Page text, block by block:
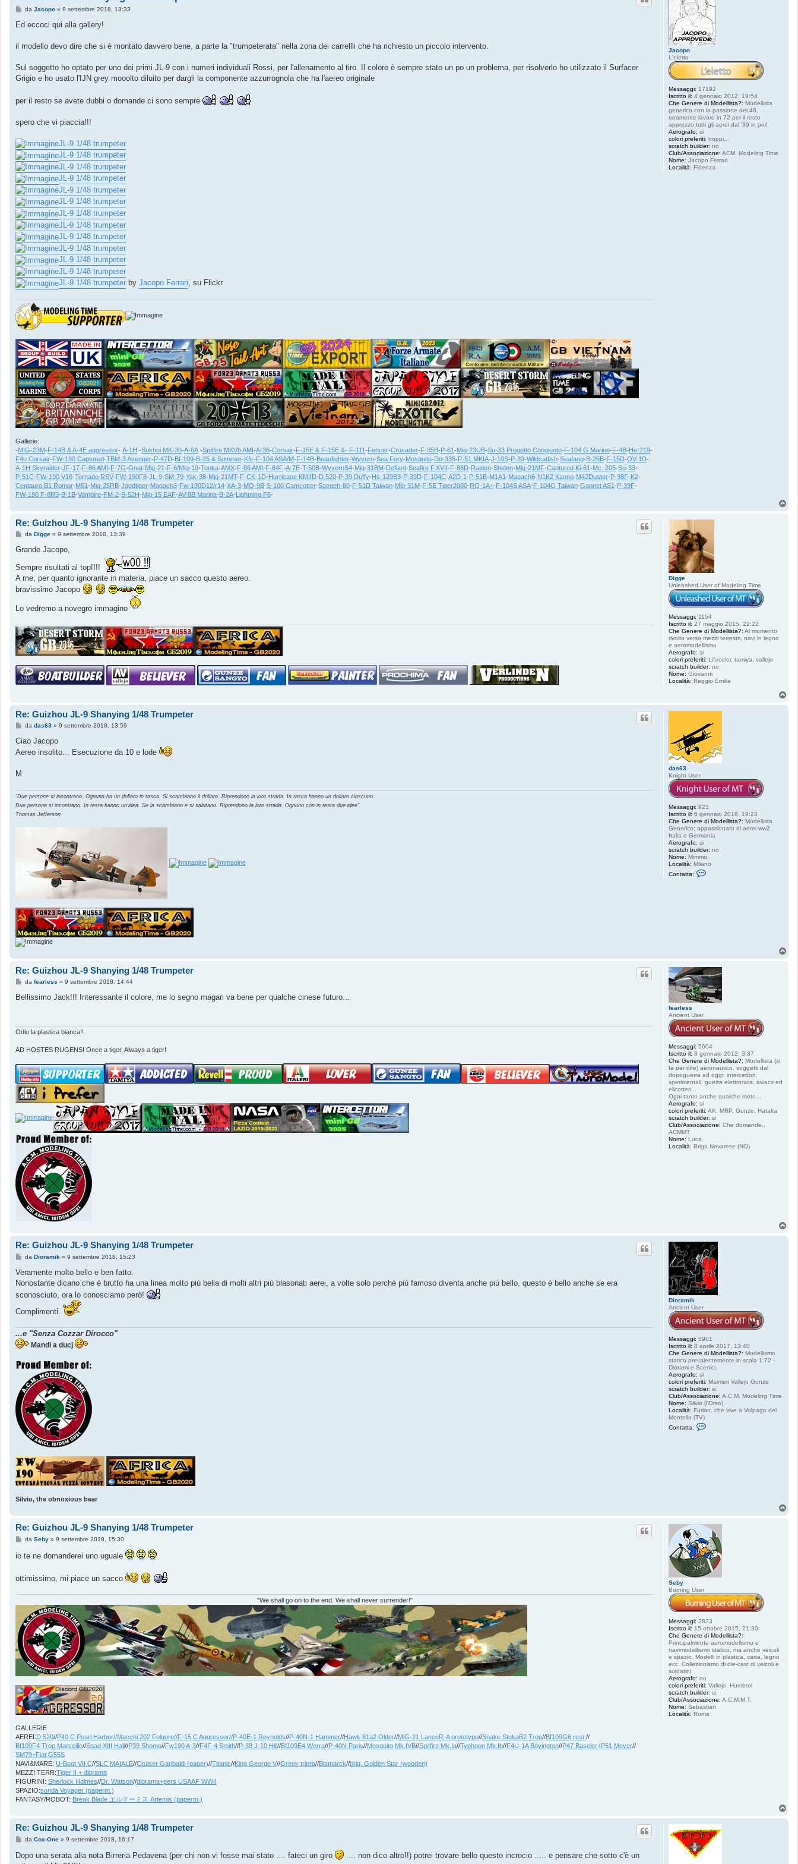
Jacopo
L'eletto
Messaggi: 17192
Iscritto il: 4 gennaio 2012, 19:54
Che Genere di Modellista?: Modellista
generico con la passione del 48,
raramente lavoro in 72 per il resto
apprezzo tutti gli aerei dal '39 in poi!
Aerografo: si
colori preferiti: troppi...
scratch builder: no
Club/Associazione: ACM. Modeling Time
Nome: Jacopo Ferrari
Località: Fidenza
M
s
g
o
da Jacopo» 9 settembre 2018, 13:33
Ed eccoci qui alla gallery!
il modello devo dire che si è montato davvero bene, a parte la "trumpeterata" nella zona dei carrellli che ha richiesto un piccolo intervento.
Sul soggetto ho optato per uno dei primi JL-9 con i numeri individuali Rossi, per l'allenamento al tiro. Il colore è sempre stato un po un problema, per risolverlo ho utilizzato il Surfacer
Grigio e ho usato l'IJN grey mooolto diluito per dargli la componente azzurrognola che ha l'aereo originale
per il resto se avete dubbi o domande ci sono sempre
spero che vi piaccia!!!
JL-9 1/48 trumpeter
JL-9 1/48 trumpeter
JL-9 1/48 trumpeter
JL-9 1/48 trumpeter
JL-9 1/48 trumpeter
JL-9 1/48 trumpeter
JL-9 1/48 trumpeter
JL-9 1/48 trumpeter
JL-9 1/48 trumpeter
JL-9 1/48 trumpeter
JL-9 1/48 trumpeter
JL-9 1/48 trumpeter
JL-9 1/48 trumpeter by Jacopo Ferrari, su Flickr
Gallerie:
-MIG-23M-F-14B & A-4E aggressor- A-1H -Sukhoi MK-30-A-6A -Spitfire MKVb AMI-A-36-Corsair-F-15E & F-15E &- F-111-Fencer-Crusader-F-35B-P-61-Mig-23UB-Su-33 Progetto Congiunto-F-104 G Marine-F-4B-He-219-
F4u Corsair-FW-190 Captured-TBM-3 Avenger-P-47D-Bf-109-B-25 & Summer-Kfir-F-104 ASA/M-F-14B-Beaufighter-Wyvern-Sea Fury-Mosquito-Do-335-P-51 MKIA-J-10S-P-39-Wildcatfish-Seafang-B-25B-F-15D-OV-1D-
A-1H Skyraider-JF-17-F-86 AMI-F-7G-Gnat-Mig-21-F-6/Mig-19-Tonka-AMX-F-86 AMI-F-84F-A-7E-T-50B-WyvernS4-Mig-31BM-Defiant-Seafire F.XVII-F-86D-Raiden-Shiden-Mig-21MF-Captured Ki-61-Mc. 205-Su-33-
P-51C-FW-190 V18-Tornado RSV-FW-190F8-JL-9-SM-79-Yak-38-Mig-21MT-F-CK-1D-Hurricane KMIID-D.520-P-39 Duffy-Hs-129B3-P-39D-F-104C-A2D-1-P-51B-M1A1-Magach6-N1K2 Kanno-M42Duster-P-38F-K2-
Centauro B1 Romor-M51-Mig-25RB-Jagdtiger-Magach3-Fw-190D12/r14-XA-3-MQ-9B-S-100 Camcotter-Saeqeh-80-F-51D Taiwan-Mig-31M-F-5E Tiger2000-RQ-1A+-F-104S ASA-F-104G Taiwan-Gannet AS1-P-39F-
FW-190 F-8R3-B-1B-Vampire-FM-2-B-52H-Mig-15 EAF-AV-8B Marina-B-2A-Lightning F6-
Digge
Unleashed User of Modeling Time
Messaggi: 1154
Iscritto il: 27 maggio 2015, 22:22
Che Genere di Modellista?: Al momento
rivolto verso mezzi terrestri, navi in legno
e aeromodellismo
Aerografo: si
colori preferiti: Lifecolor, tamiya, vallejo
scratch builder: no
Nome: Giovanni
Località: Reggio Emilia
Re: Guizhou JL-9 Shanying 1/48 Trumpeter
M
s
g
g
o
da Digge» 9 settembre 2018, 13:39
Grande Jacopo,
Sempre risultati al top!!!!
A me, per quanto ignorante in materia, piace un sacco questo aereo.
bravissimo Jacopo
Lo vedremo a novegro immagino
das63
Knight User
Messaggi: 923
Iscritto il: 6 gennaio 2016, 19:23
Che Genere di Modellista?: Modellista
Generico; appassionato di aerei ww2
Italia e Germania
Aerografo: si
scratch builder: no
Nome: Mimmo
Località: Milano
Contatta:
Re: Guizhou JL-9 Shanying 1/48 Trumpeter
M
s
a
da das63» 9 settembre 2018, 13:59
Ciao Jacopo
Aereo insolito... Esecuzione da 10 e lode
M
“Due persone si incontrano. Ognuna ha un dollaro in tasca. Si scambiano il dollaro. Riprendono la loro strada. In tasca hanno un dollaro ciascuno.
Due persone si incontrano. In testa hanno un’idea. Se la scambiano e si salutano. Riprendono la loro strada. Ognuno con in testa due idee”
Thomas Jefferson
fearless
Ancient User
Messaggi: 5604
Iscritto il: 8 gennaio 2012, 3:37
Che Genere di Modellista?: Modellista (si
fa per dire) aeronautico, soggetti dal
dopoguerra ad oggi: intercettori,
sperimentali, guerra elettronica, awacs ed
elicotteri...
Ogni tanto anche qualche moto...
Aerografo: si
colori preferiti: AK, MRP, Gunze, Hataka
scratch builder: si
Club/Associazione: Che domande..
ACMMT
Nome: Luca
Località: Briga Novarese (NO)
Re: Guizhou JL-9 Shanying 1/48 Trumpeter
M
s
i
da fearless » 9 settembre 2018, 14:44
Bellissimo Jack!!! Interessante il colore, me lo segno magari va bene per qualche cinese futuro...
Odio la plastica bianca!!
AD HOSTES RUGENS! Once a tiger, Always a tiger!
Dioramik
Ancient User
Messaggi: 5901
Iscritto il: 8 aprile 2017, 13:40
Che Genere di Modellista?: Modellismo
statico prevalentemente in scala 1:72 -
Diorami e Scenici.
Aerografo: si
colori preferiti: Maimeri Vallejo Gunze
scratch builder: si
Club/Associazione: A.C.M. Modeling Time
Nome: Silvio (l'Orso).
Località: Furlan, che vive a Volpago del
Montello (TV)
Contatta:
m
i
k
Re: Guizhou JL-9 Shanying 1/48 Trumpeter
M
s
a
g
o
da Dioramik » 9 settembre 2018, 15:23
Veramente molto bello e ben fatto.
Nonostante dicano che è brutto ha una linea molto più bella di molti altri più blasonati aerei, a volte solo perché più famoso diventa anche più bello, questo è bello anche se era
sconosciuto, ora lo conosciamo però!
Complimenti.
...e "Senza Cozzar Dirocco"
Mandi a ducj
Silvio, the obnoxious bear
Seby
Burning User
Messaggi: 2833
Iscritto il: 15 ottobre 2015, 21:30
Che Genere di Modellista?:
Principalmente aeromodellismo e
navimodellismo statico, ma anche veicoli
e spazio. Modelli in plastica, carta, legno
ecc. Collezionismo di die-cast di veicoli e
soldatini
Aerografo: no
colori preferiti: Vallejo, Humbrol
scratch builder: si
Club/Associazione: A.C.M.M.T.
Nome: Sebastian
Località: Roma
Re: Guizhou JL-9 Shanying 1/48 Trumpeter
M
s
s
g
g
o
da Seby» 9 settembre 2018, 15:30
io te ne domanderei uno uguale
ottimissimo, mi piace un sacco
"We shall go on to the end. We shall never surrender!"
GALLERIE
AEREI: D 520//P40 C Pearl Harbor//Macchi 202 Folgore//F-15 C Aggressor//P-40E-1 Reynolds//P-40N-1 Hammer//Hawk 81a2 Older//MiG-21 LanceR-A prototype//Snake StukaB2 Trop//Bf109G6 rest.//
Bf109F4 Trop Marseille//Spad XIII Hall //P39 Shomo//Fw190 A-3//F4F-4 Smith//P-38 J-10 Hill //Bf109E4 Werra//P-40N Paris//Mosquito Mk.IVB//Spitfire Mk.Ia//Typhoon Mk.Ib//F4U-1A Boyington//P47 Baseler+P51 Meyer//
SM79+Fiat G55S
NAVI&MARE: U-Boot VII C//SLC MAIALE//Cruiser Garibaldi (paper)//Titanic//King George V//Greek triera//Bismarck//brig. Golden Star (wooden)
MEZZI TERR:Tiger II + diorama
FIGURINI: Sherlock Holmes//Dr. Watson//diorama+pers USAAF WWII
SPAZIO:sonda Voyager (paperm.)
FANTASY/ROBOT: Break Blade エルテーミス Artemis (paperm.)
Re: Guizhou JL-9 Shanying 1/48 Trumpeter
M
s
s
da Cox-One» 9 settembre 2018, 16:17
Dopo una serata alla nota Birreria Pedavena (per chi non vi fosse mai stato .... fateci un giro
.... non dico altro!!) potrei trovare bello questo incrocio ..... e pensare che sotto c'è un